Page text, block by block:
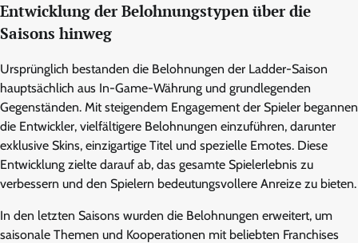
Entwicklung der Belohnungstypen über die
Saisons hinweg
Ursprünglich bestanden die Belohnungen der Ladder-Saison
hauptsächlich aus In-Game-Währung und grundlegenden
Gegenständen. Mit steigendem Engagement der Spieler begannen
die Entwickler, vielfältigere Belohnungen einzuführen, darunter
exklusive Skins, einzigartige Titel und spezielle Emotes. Diese
Entwicklung zielte darauf ab, das gesamte Spielerlebnis zu
verbessern und den Spielern bedeutungsvollere Anreize zu bieten.
In den letzten Saisons wurden die Belohnungen erweitert, um
saisonale Themen und Kooperationen mit beliebten Franchises